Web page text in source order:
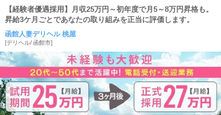
【経験者優遇採用】月収25万円～初年度で月5～8万円昇格も。
昇給3ケ月ごとであなたの取り組みを正当に評価します。
函館人妻デリヘル 桃屋
[デリヘル/函館市]